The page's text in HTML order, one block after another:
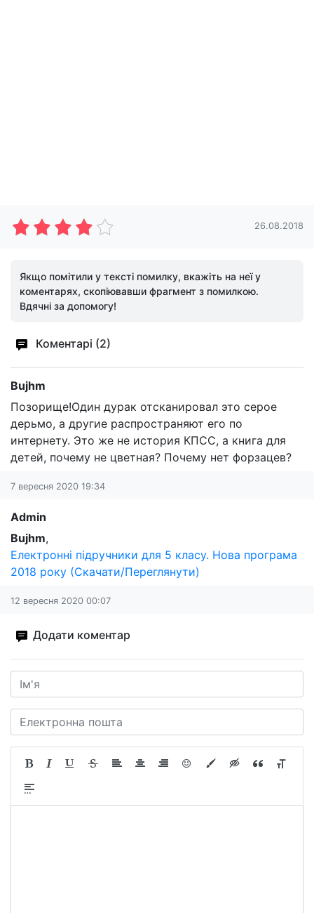
26.08.2018
Якщо помітили у тексті помилку, вкажіть на неї у
коментарях, скопіювавши фрагмент з помилкою.
Вдячні за допомогу!
Коментарі (2)
Bujhm
Позорище!Один дурак отсканировал это серое
дерьмо, а другие распространяют его по
интернету. Это же не история КПСС, а книга для
детей, почему не цветная? Почему нет форзацев?
7 вересня 2020 19:34
Admin
Bujhm,
Електронні підручники для 5 класу. Нова програма
2018 року (Скачати/Переглянути)
12 вересня 2020 00:07
Додати коментар